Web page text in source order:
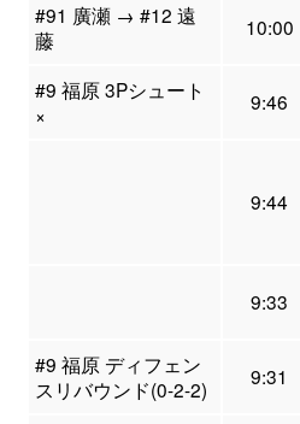
#91 廣瀬 → #12 遠
藤
10:00
#9 福原 3Pシュート
×
9:46
9:44
9:33
#9 福原 ディフェン
スリバウンド(0-2-2)
9:31